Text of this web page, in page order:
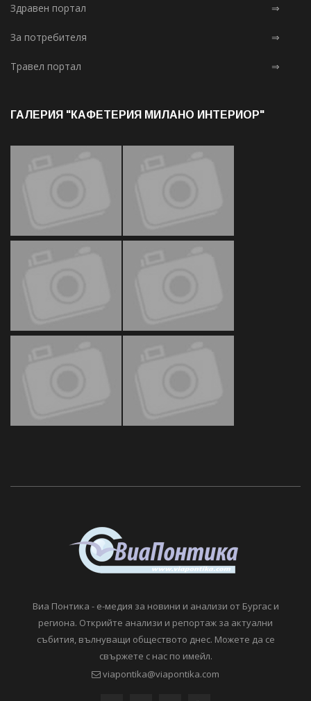
Здравен портал ⇒
За потребителя ⇒
Травел портал ⇒
ГАЛЕРИЯ "КАФЕТЕРИЯ МИЛАНО ИНТЕРИОР"
Виа Понтика - е-медия за новини и анализи от Бургас и
региона. Открийте анализи и репортаж за актуални
събития, вълнуващи обществото днес. Можете да се
свържете с нас по имейл.
viapontika@viapontika.com